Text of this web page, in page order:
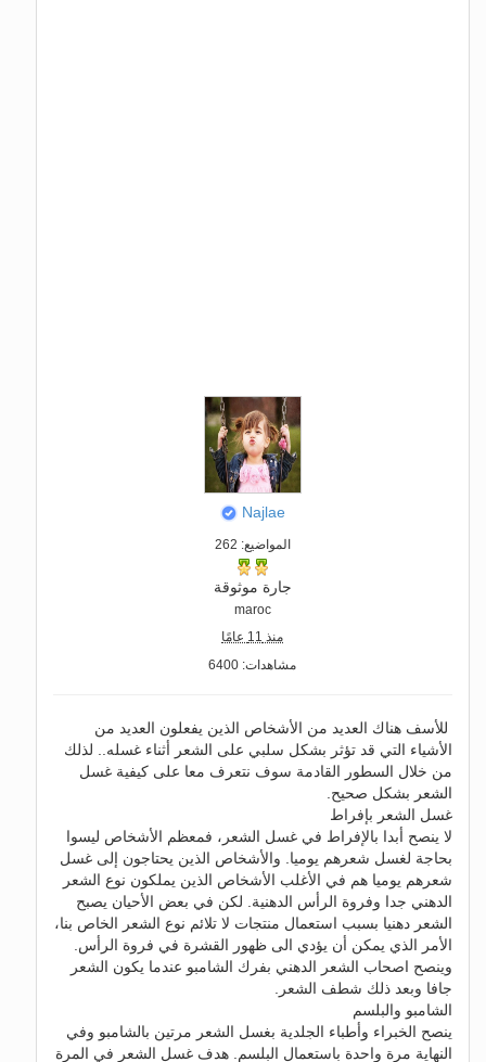
Najlae
المواضيع: 262
جارة موثوقة
maroc
منذ 11 عامًا
مشاهدات: 6400
للأسف هناك العديد من الأشخاص الذين يفعلون العديد من
الأشياء التي قد تؤثر بشكل سلبي على الشعر أثناء غسله.. لذلك
من خلال السطور القادمة سوف نتعرف معا على كيفية غسل
الشعر بشكل صحيح.
غسل الشعر بإفراط
لا ينصح أبدا بالإفراط في غسل الشعر، فمعظم الأشخاص ليسوا
بحاجة لغسل شعرهم يوميا. والأشخاص الذين يحتاجون إلى غسل
شعرهم يوميا هم في الأغلب الأشخاص الذين يملكون نوع الشعر
الدهني جدا وفروة الرأس الدهنية. لكن في بعض الأحيان يصبح
الشعر دهنيا بسبب استعمال منتجات لا تلائم نوع الشعر الخاص بنا،
الأمر الذي يمكن أن يؤدي الى ظهور القشرة في فروة الرأس.
وينصح اصحاب الشعر الدهني بفرك الشامبو عندما يكون الشعر
جافا وبعد ذلك شطف الشعر.
الشامبو والبلسم
ينصح الخبراء وأطباء الجلدية بغسل الشعر مرتين بالشامبو وفي
النهاية مرة واحدة باستعمال البلسم. هدف غسل الشعر في المرة